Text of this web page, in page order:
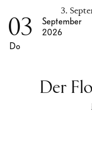
Der
3.
03
Do
September
2026